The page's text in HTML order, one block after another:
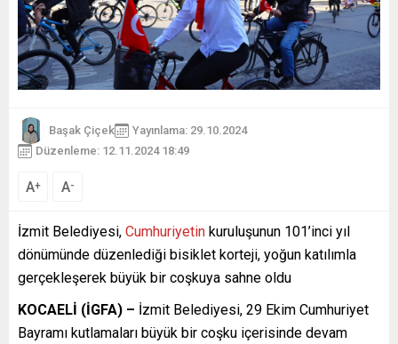
Başak Çiçek
Yayınlama: 29.10.2024
Düzenleme: 12.11.2024 18:49
A+ A-
İzmit Belediyesi, Cumhuriyetin kuruluşunun 101’inci yıl
dönümünde düzenlediği bisiklet korteji, yoğun katılımla
gerçekleşerek büyük bir coşkuya sahne oldu
KOCAELİ (İGFA) – İzmit Belediyesi, 29 Ekim Cumhuriyet
Bayramı kutlamaları büyük bir coşku içerisinde devam